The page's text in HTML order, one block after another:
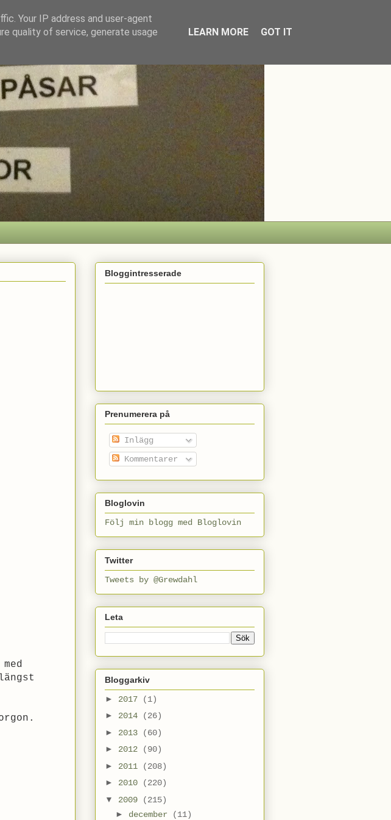
Bloggintresserade
Prenumerera på
Inlägg
Kommentarer
Bloglovin
Följ min blogg med Bloglovin
Twitter
Tweets by @Grewdahl
Leta
Bloggarkiv
► 2017
(1)
► 2014
(26)
► 2013
(60)
► 2012
(90)
► 2011
(208)
► 2010
(220)
▼ 2009
(215)
► december
(11)
Your IP address and user-agent
quality of service, generate usage
LEARN MORE GOT IT